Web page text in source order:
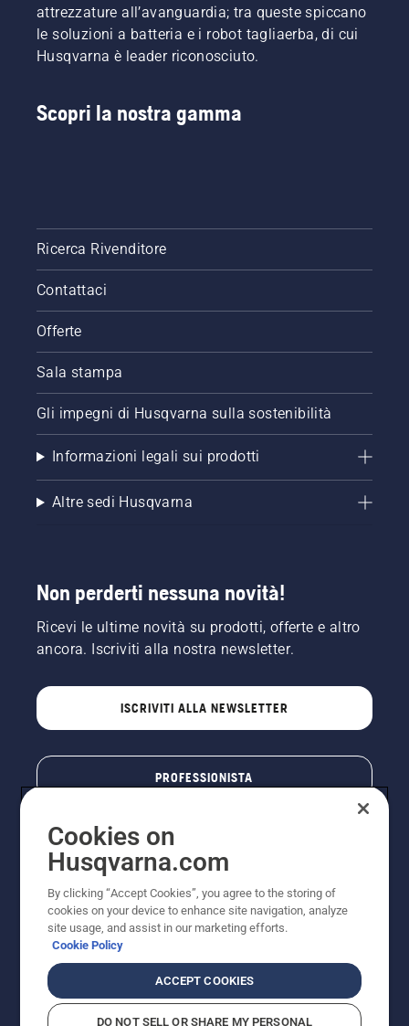
attrezzature all’avanguardia; tra queste spiccano
le soluzioni a batteria e i robot tagliaerba, di cui
Husqvarna è leader riconosciuto.
Scopri la nostra gamma
Ricerca Rivenditore
Contattaci
Offerte
Sala stampa
Gli impegni di Husqvarna sulla sostenibilità
Informazioni legali sui prodotti
Altre sedi Husqvarna
Non perderti nessuna novità!
Ricevi le ultime novità su prodotti, offerte e altro
ancora. Iscriviti alla nostra newsletter.
ISCRIVITI ALLA NEWSLETTER
PROFESSIONISTA
© Husqvarna AB (publ). Tutti i diritti riservati. I prezzi
pubblicati si intendono raccomandati e arrotondati, non
impegnativi, comprensivi di I.V.A. vigente. FERCAD SpA
Cookies on
Husqvarna.com
By clicking “Accept Cookies”, you agree to the storing of
cookies on your device to enhance site navigation, analyze
site usage, and assist in our marketing efforts.
Cookie Policy
ACCEPT COOKIES
DO NOT SELL OR SHARE MY PERSONAL